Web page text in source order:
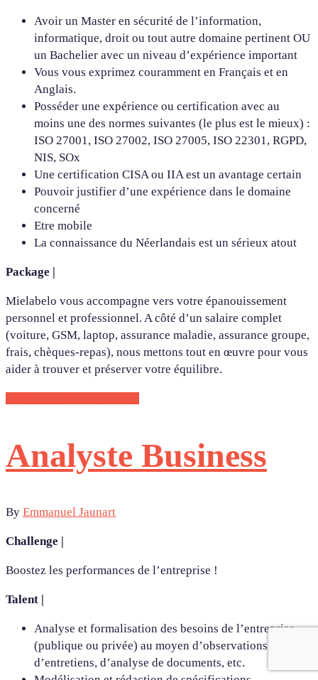
Avoir un Master en sécurité de l’information,
informatique, droit ou tout autre domaine pertinent OU
un Bachelier avec un niveau d’expérience important
Vous vous exprimez couramment en Français et en
Anglais.
Posséder une expérience ou certification avec au
moins une des normes suivantes (le plus est le mieux) :
ISO 27001, ISO 27002, ISO 27005, ISO 22301, RGPD,
NIS, SOx
Une certification CISA ou IIA est un avantage certain
Pouvoir justifier d’une expérience dans le domaine
concerné
Etre mobile
La connaissance du Néerlandais est un sérieux atout
Package |
Mielabelo vous accompagne vers votre épanouissement
personnel et professionnel. A côté d’un salaire complet
(voiture, GSM, laptop, assurance maladie, assurance groupe,
frais, chèques-repas), nous mettons tout en œuvre pour vous
aider à trouver et préserver votre équilibre.
Analyste Business
By Emmanuel Jaunart
Challenge |
Boostez les performances de l’entreprise !
Talent |
Analyse et formalisation des besoins de l’entreprise
(publique ou privée) au moyen d’observations,
d’entretiens, d’analyse de documents, etc.